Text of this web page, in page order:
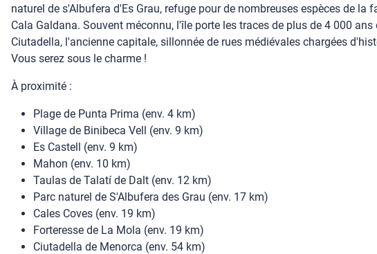
naturel de s'Albufera d'Es Grau, refuge pour de nombreuses espèces de
Cala Galdana. Souvent méconnu, l'île porte les traces de plus de 4 000
Ciutadella, l'ancienne capitale, sillonnée de rues médiévales chargées
Vous serez sous le charme !
À proximité :
Plage de Punta Prima (env. 4 km)
Village de Binibeca Vell (env. 9 km)
Es Castell (env. 9 km)
Mahon (env. 10 km)
Taulas de Talatí de Dalt (env. 12 km)
Parc naturel de S'Albufera des Grau (env. 17 km)
Cales Coves (env. 19 km)
Forteresse de La Mola (env. 19 km)
Ciutadella de Menorca (env. 54 km)